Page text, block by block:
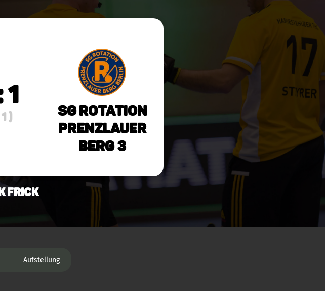
1
)
SG Rotation
Prenzlauer
Berg 3
Frick
Aufstellung